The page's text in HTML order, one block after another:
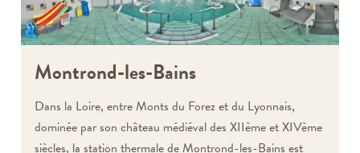
Montrond-les-Bains
Dans la Loire, entre Monts du Forez et du Lyonnais,
dominée par son château médiéval des XIIème et XIVème
siècles, la station thermale de Montrond-les-Bains est